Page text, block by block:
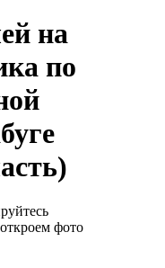
на
по
фото